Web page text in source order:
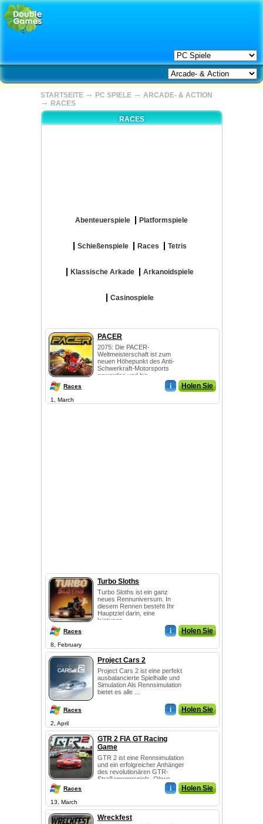
STARTSEITE → PC SPIELE → ARCADE- & ACTION
→ RACES
RACES
Abenteuerspiele Platformspiele
Schießenspiele Races Tetris
Klassische Arkade Arkanoidspiele
Casinospiele
PACER
2075: Die PACER-
Weltmeisterschaft ist zum
neuen Höhepunkt des Anti-
Schwerkraft-Motorsports
geworden und bie...
Races i Holen Sie
1, March
Turbo Sloths
Turbo Sloths ist ein ganz
neues Rennuniversum. In
diesem Rennen besteht Ihr
Hauptziel darin, eine
leistungs...
Races i Holen Sie
8, February
Project Cars 2
Project Cars 2 ist eine perfekt
ausbalancierte Spielhalle und
Simulation Als Rennsimulation
bietet es alle ...
Races i Holen Sie
2, April
GTR 2 FIA GT Racing
Game
GTR 2 ist eine Rennsimulation
und ein erfolgreicher Anhänger
des revolutionären GTR-
Straßenrennspiels. Obwo...
Races i Holen Sie
13, March
Wreckfest